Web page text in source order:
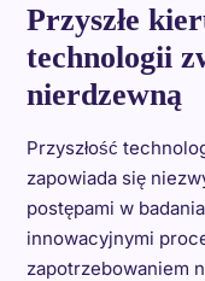
Przyszłe
technologii
nierdzewną
Przyszłość
zapowiada się
postępami w
innowacyjnymi
zapotrzebowaniem